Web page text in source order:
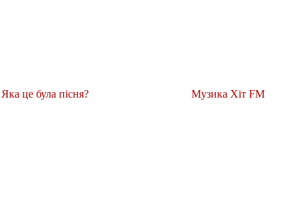
Яка це була пісня?
Музика Хіт FM